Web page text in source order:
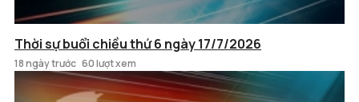
Thời sự buổi chiều thứ 6 ngày 17/7/2026
18 ngày trước 60 lượt xem